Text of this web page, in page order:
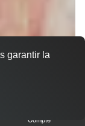
Compte
garantir la